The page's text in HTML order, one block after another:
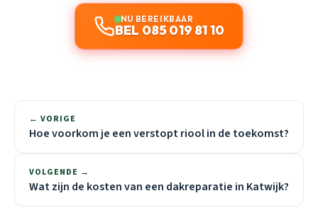
NU BEREIKBAAR
BEL 085 019 81 10
← VORIGE
Hoe voorkom je een verstopt riool in de toekomst?
VOLGENDE →
Wat zijn de kosten van een dakreparatie in Katwijk?